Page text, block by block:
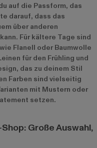
auf die Passform, das
darauf, dass das
über anderen
Für kältere Tage sind
Flanell oder Baumwolle
für den Frühling und
das zu deinem Stil
Farben sind vielseitig
mit Mustern oder
setzen.
Große Auswahl,